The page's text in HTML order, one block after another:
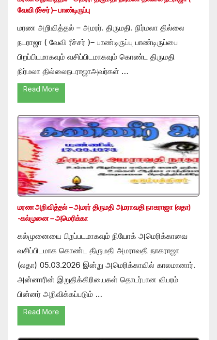
வேவி ரீச்சர் )– பாண்டிருப்பு
மரண அறிவித்தல் – அமரர். திருமதி. நிர்மலா தில்லை
நடராஜா ( வேவி ரீச்சர் )– பாண்டிருப்பு பாண்டிருப்பை
பிறப்பிடமாகவும் வசிப்பிடமாகவும் கொண்ட திருமதி
நிர்மலா தில்லைநடராஜாஅவர்கள் …
Read More
மரண அறிவித்தல் – அமரர் திருமதி அமராவதி நாகராஜா (லதா)
-கல்முனை – அமெரிக்கா
கல்முனையை பிறப்படமாகவும் நியோக் அமெரிக்காவை
வசிப்பிடமாக கொண்ட திருமதி அமராவதி நாகராஜா
(லதா) 05.03.2026 இன்று அமெரிக்காவில் காலமானார்.
அன்னாரின் இறுதிக்கிரியைகள் தொடர்பான விபரம்
பின்னர் அறிவிக்கப்படும் …
Read More